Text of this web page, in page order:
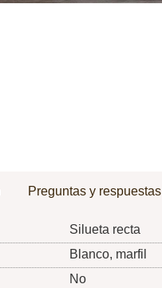
Preguntas y respuestas
Silueta recta
Blanco, marfil
No